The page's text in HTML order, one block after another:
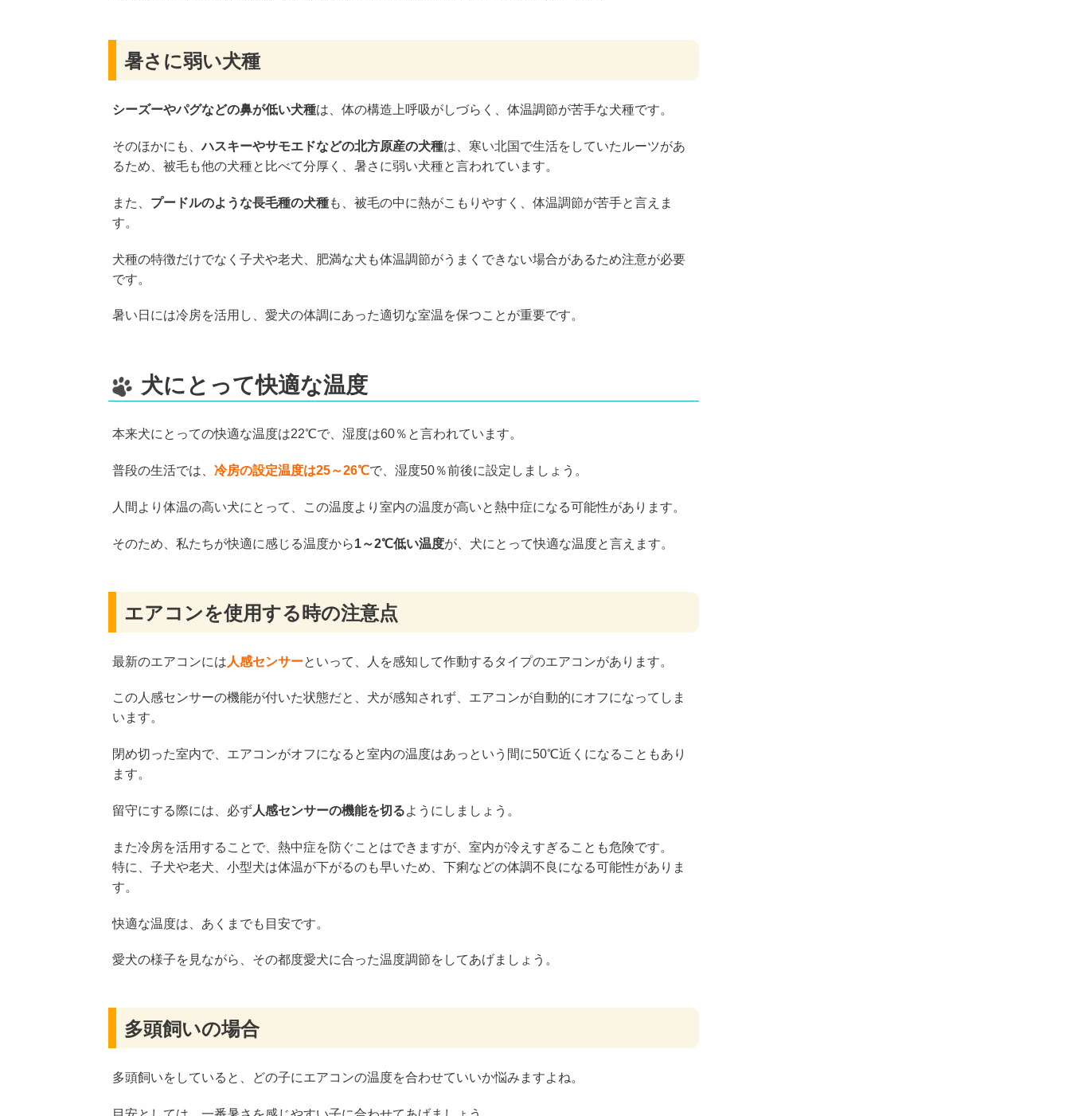
暑さに弱い犬種
シーズーやパグなどの鼻が低い犬種は、体の構造上呼吸がしづらく、体温調節が苦手な犬種です。
そのほかにも、ハスキーやサモエドなどの北方原産の犬種は、寒い北国で生活をしていたルーツがあ
るため、被毛も他の犬種と比べて分厚く、暑さに弱い犬種と言われています。
また、 プードルのような長毛種の犬種も、被毛の中に熱がこもりやすく、体温調節が苦手と言えま
す。
犬種の特徴だけでなく子犬や老犬、肥満な犬も体温調節がうまくできない場合があるため注意が必要
です。
暑い日には冷房を活用し、愛犬の体調にあった適切な室温を保つことが重要です。
犬にとって快適な温度
本来犬にとっての快適な温度は22℃で、湿度は60％と言われています。
普段の生活では、 冷房の設定温度は25～26℃で、湿度50％前後に設定しましょう。
人間より体温の高い犬にとって、この温度より室内の温度が高いと熱中症になる可能性があります。
そのため、私たちが快適に感じる温度から1～2℃低い温度が、犬にとって快適な温度と言えます。
エアコンを使用する時の注意点
最新のエアコンには 人感センサーといって、人を感知して作動するタイプのエアコンがあります。
この人感センサーの機能が付いた状態だと、犬が感知されず、エアコンが自動的にオフになってしま
います。
閉め切った室内で、エアコンがオフになると室内の温度はあっという間に50℃近くになることもあり
ます。
留守にする際には、必ず人感センサーの機能を切るようにしましょう。
また冷房を活用することで、熱中症を防ぐことはできますが、室内が冷えすぎることも危険です。
特に、子犬や老犬、小型犬は体温が下がるのも早いため、下痢などの体調不良になる可能性がありま
す。
快適な温度は、あくまでも目安です。
愛犬の様子を見ながら、その都度愛犬に合った温度調節をしてあげましょう。
多頭飼いの場合
多頭飼いをしていると、どの子にエアコンの温度を合わせていいか悩みますよね。